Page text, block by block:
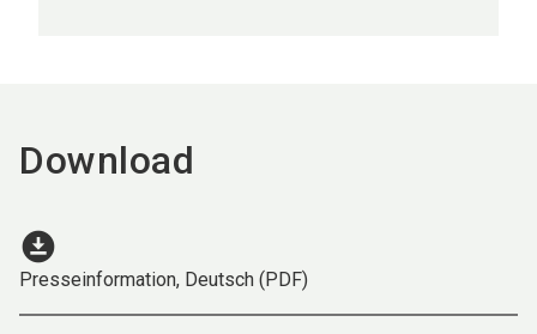
Download
download_for_offline
Presseinformation, Deutsch (PDF)